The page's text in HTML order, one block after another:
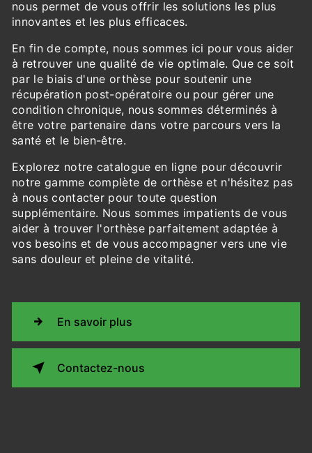
nous permet de vous offrir les solutions les plus
innovantes et les plus efficaces.
En fin de compte, nous sommes ici pour vous aider
à retrouver une qualité de vie optimale. Que ce soit
par le biais d'une orthèse pour soutenir une
récupération post-opératoire ou pour gérer une
condition chronique, nous sommes déterminés à
être votre partenaire dans votre parcours vers la
santé et le bien-être.
Explorez notre catalogue en ligne pour découvrir
notre gamme complète de orthèse et n'hésitez pas
à nous contacter pour toute question
supplémentaire. Nous sommes impatients de vous
aider à trouver l'orthèse parfaitement adaptée à
vos besoins et de vous accompagner vers une vie
sans douleur et pleine de vitalité.
En savoir plus
Contactez-nous